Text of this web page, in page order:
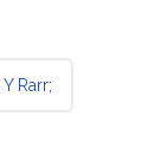
Y Rarr;